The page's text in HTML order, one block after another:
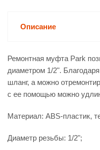
Описание
Ремонтная муфта Park
диаметром 1/2".
шланг, а можно
с ее помощью можно
Материал: ABS-пластик,
Диаметр резьбы: 1/2";